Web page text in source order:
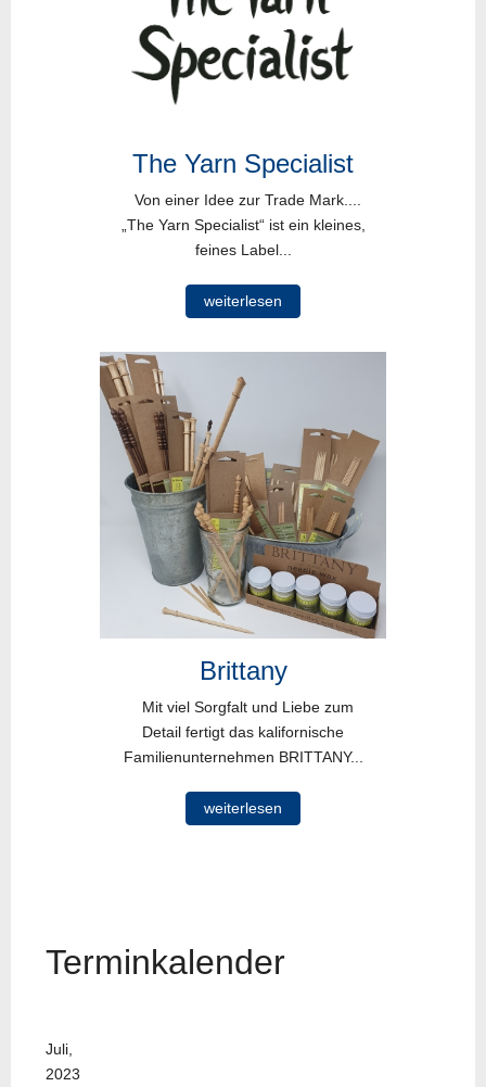
The Yarn Specialist
Von einer Idee zur Trade Mark....
„The Yarn Specialist“ ist ein kleines,
feines Label...
weiterlesen
Brittany
Mit viel Sorgfalt und Liebe zum
Detail fertigt das kalifornische
Familienunternehmen BRITTANY...
weiterlesen
Terminkalender
Juli,
2023